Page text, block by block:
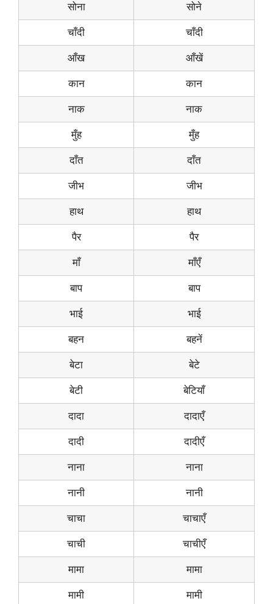
सोना सोने
चाँदी चाँदी
आँख आँखें
कान कान
नाक नाक
मुँह मुँह
दाँत दाँत
जीभ जीभ
हाथ हाथ
पैर पैर
माँ माँएँ
बाप बाप
भाई भाई
बहन बहनें
बेटा बेटे
बेटी बेटियाँ
दादा दादाएँ
दादी दादीएँ
नाना नाना
नानी नानी
चाचा चाचाएँ
चाची चाचीएँ
मामा मामा
मामी मामी